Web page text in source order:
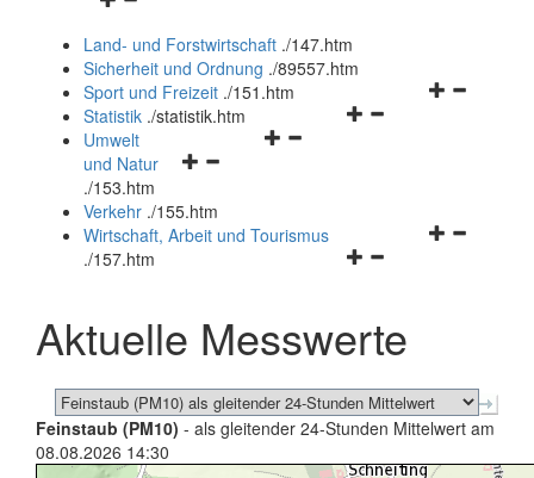
und
schließen
Land- und Forstwirtschaft ./147.htm
Sicherheit und Ordnung ./89557.htm
Navigationsmenü
Sport und Freizeit ./151.htm
Navigationsmenü
Statistik ./statistik.htm
Navigationsmenü
und
schließen
Umwelt
und Natur
./153.htm
Verkehr ./155.htm
Navigationsmenü
schließen
Wirtschaft, Arbeit und Tourismus
./157.htm
Aktuelle Messwerte
Feinstaub (PM10) - als gleitender 24-Stunden Mittelwert am
08.08.2026 14:30